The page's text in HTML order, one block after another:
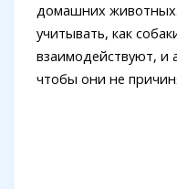
домашних
учитывать, как
взаимодействуют, и
чтобы они не